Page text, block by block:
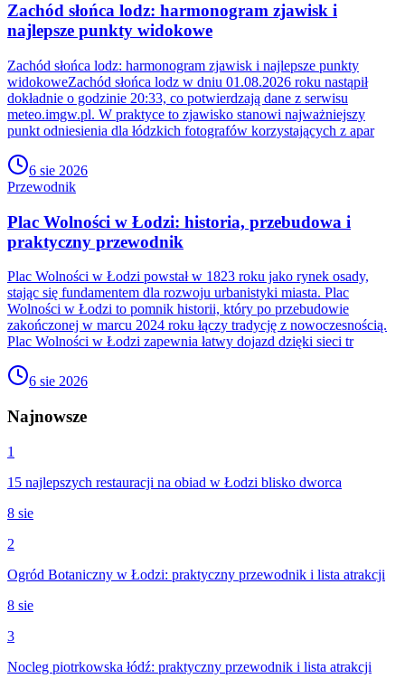
Zachód słońca lodz: harmonogram zjawisk i
najlepsze punkty widokowe
Zachód słońca lodz: harmonogram zjawisk i najlepsze punkty
widokoweZachód słońca lodz w dniu 01.08.2026 roku nastąpił
dokładnie o godzinie 20:33, co potwierdzają dane z serwisu
meteo.imgw.pl. W praktyce to zjawisko stanowi najważniejszy
punkt odniesienia dla łódzkich fotografów korzystających z apar
6 sie 2026
Przewodnik
Plac Wolności w Łodzi: historia, przebudowa i
praktyczny przewodnik
Plac Wolności w Łodzi powstał w 1823 roku jako rynek osady,
stając się fundamentem dla rozwoju urbanistyki miasta. Plac
Wolności w Łodzi to pomnik historii, który po przebudowie
zakończonej w marcu 2024 roku łączy tradycję z nowoczesnością.
Plac Wolności w Łodzi zapewnia łatwy dojazd dzięki sieci tr
6 sie 2026
Najnowsze
1
15 najlepszych restauracji na obiad w Łodzi blisko dworca
8 sie
2
Ogród Botaniczny w Łodzi: praktyczny przewodnik i lista atrakcji
8 sie
3
Nocleg piotrkowska łódź: praktyczny przewodnik i lista atrakcji